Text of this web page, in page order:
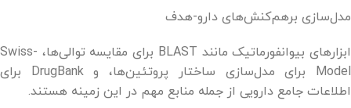
مدل‌سازی برهم‌کنش‌های دارو-هدف
ابزارهای بیوانفورماتیک مانند BLAST برای مقایسه توالی‌ها، Swiss-
Model برای مدل‌سازی ساختار پروتئین‌ها، و DrugBank برای
اطلاعات جامع دارویی از جمله منابع مهم در این زمینه هستند.